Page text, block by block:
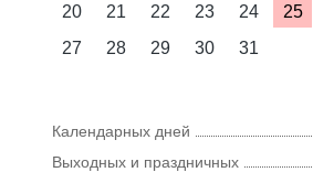
20
21 22 23 24 25
27
28 29 30 31
Календарных дней
Выходных и праздничных